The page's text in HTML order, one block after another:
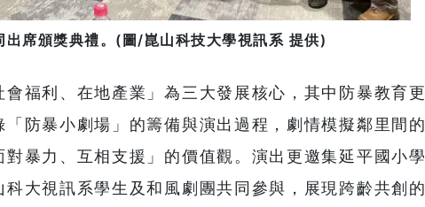
出席頒獎典禮。(圖/崑山科技大學視訊系 提供)
福利、在地產業」為三大發展核心，其中防暴教育更
防暴小劇場」的籌備與演出過程，劇情模擬鄰里間的
暴力、互相支援」的價值觀。演出更邀集延平國小學
大視訊系學生及和風劇團共同參與，展現跨齡共創的